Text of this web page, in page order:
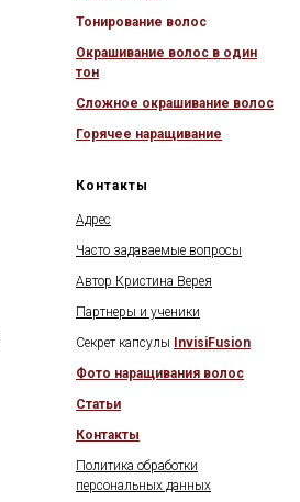
Тонирование волос
Окрашивание волос в один
тон
Сложное окрашивание волос
Горячее наращивание
Контакты
Адрес
Часто задаваемые вопросы
Автор Кристина Верея
Партнеры и ученики
Секрет капсулы
InvisiFusion
Фото наращивания волос
Статьи
Контакты
Политика обработки
персональных данных